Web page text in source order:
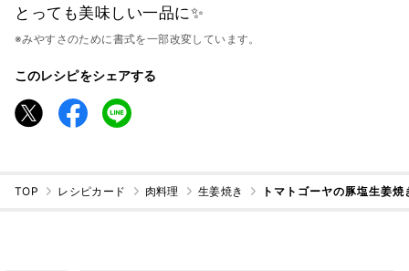
とっても美味しい一品に✨
※みやすさのために書式を一部改変しています。
このレシピをシェアする
TOP レシピカード 肉料理 生姜焼き トマトゴーヤの豚塩生姜